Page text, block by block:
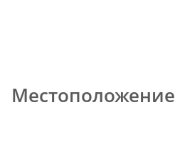
Местоположение